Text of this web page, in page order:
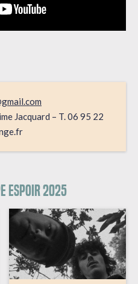
Jacquard – T. 06 95 22
espoir 2025